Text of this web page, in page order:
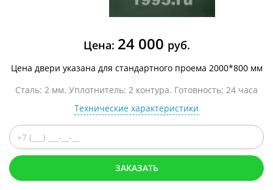
Цена: 24 000 руб.
Цена двери указана для стандартного проема 2000*800 мм
Сталь: 2 мм. Уплотнитель: 2 контура. Готовность: 24 часа
Технические характеристики
ЗАКАЗАТЬ